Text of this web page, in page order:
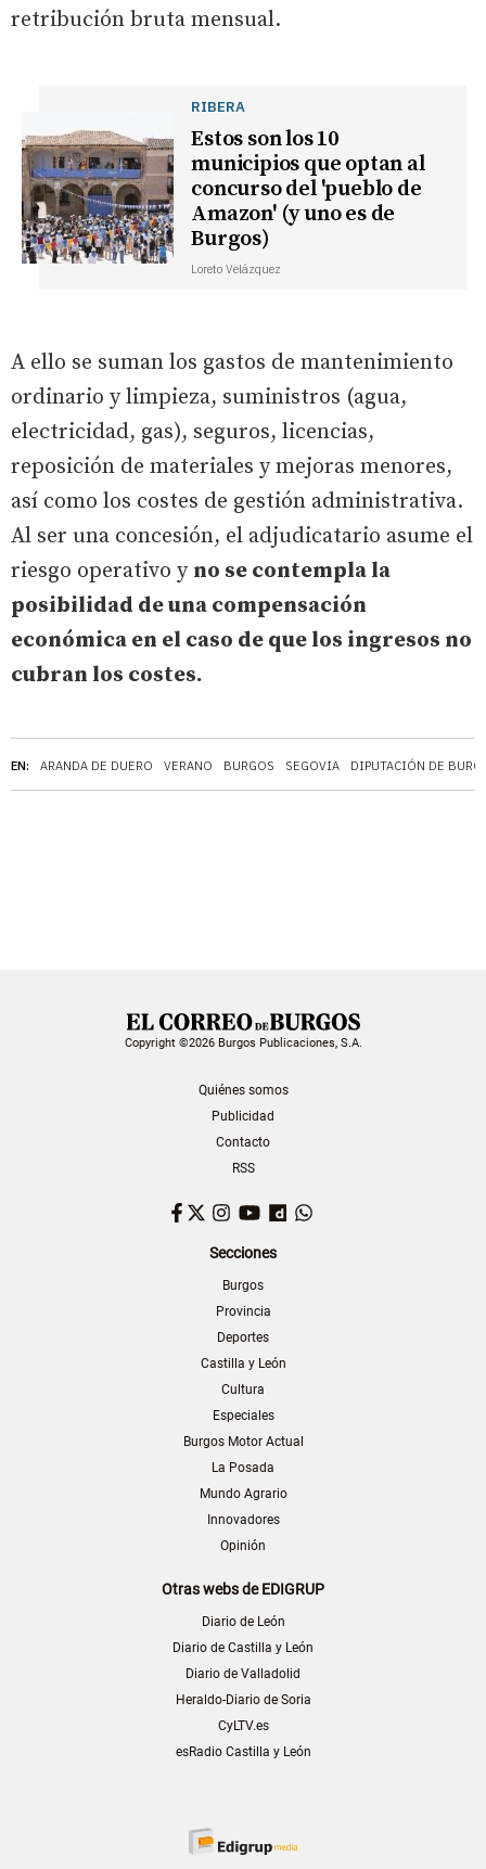
EN: ARANDA DE DUERO VERANO BURGOS SEGOVIA DIPUTACIÓN DE
retribución bruta mensual.
RIBERA
Estos son los 10
municipios que optan al
concurso del 'pueblo de
Amazon' (y uno es de
Burgos)
Loreto Velázquez
A ello se suman los gastos de mantenimiento
ordinario y limpieza, suministros (agua,
electricidad, gas), seguros, licencias,
reposición de materiales y mejoras menores,
así como los costes de gestión administrativa.
Al ser una concesión, el adjudicatario asume el
riesgo operativo y no se contempla la
posibilidad de una compensación
económica en el caso de que los ingresos no
cubran los costes.
Copyright ©2026 Burgos Publicaciones, S.A.
Quiénes somos
Publicidad
Contacto
RSS
Facebook
TwitterInstagram
YouTubeDailymotion
Secciones
Burgos
Provincia
Deportes
Castilla y León
Cultura
Especiales
Burgos Motor Actual
La Posada
Mundo Agrario
Innovadores
Opinión
Otras webs de EDIGRUP
Diario de León
Diario de Castilla y León
Diario de Valladolid
Heraldo-Diario de Soria
CyLTV.es
esRadio Castilla y León